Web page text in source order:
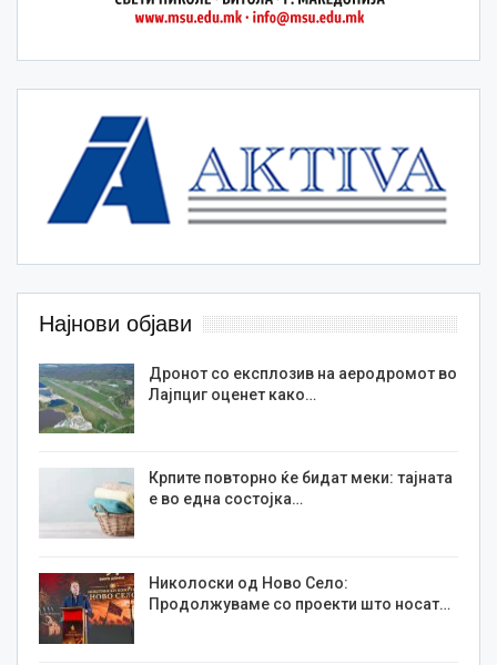
Најнови објави
Дронот со експлозив на аеродромот во
Лајпциг оценет како…
Крпите повторно ќе бидат меки: тајната
е во една состојка…
Николоски од Ново Село:
Продолжуваме со проекти што носат…